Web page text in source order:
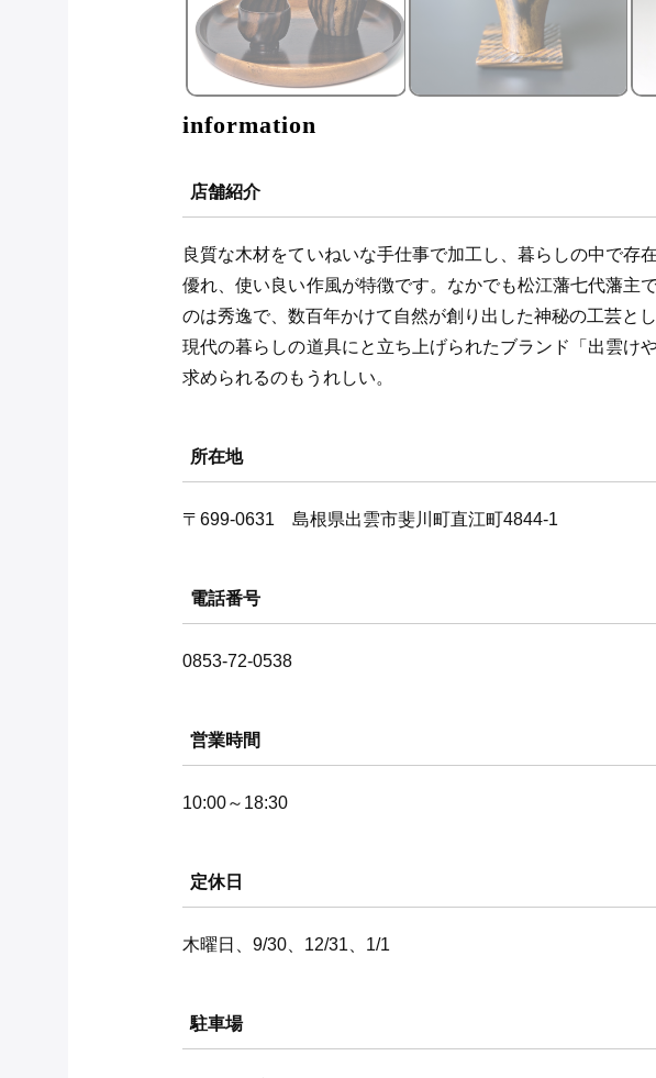
information
店舗紹介
良質な木材をていねいな手仕事で加工し、暮らしの中で存
優れ、使い良い作風が特徴です。なかでも松江藩七代藩主
のは秀逸で、数百年かけて自然が創り出した神秘の工芸と
現代の暮らしの道具にと立ち上げられたブランド「出雲け
求められるのもうれしい。
所在地
〒699-0631 島根県出雲市斐川町直江町4844-1
電話番号
0853-72-0538
営業時間
10:00～18:30
定休日
木曜日、9/30、12/31、1/1
駐車場